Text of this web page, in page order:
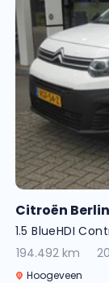
Citroën
1.5 BlueHDI
194.492 km
Hoogeveen